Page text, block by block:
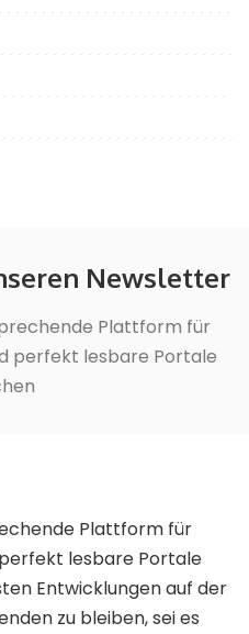
Newsletter
Plattform für
perfekt lesbare Portale
Plattform für
lesbare Portale
Entwicklungen auf der
zu bleiben, sei es